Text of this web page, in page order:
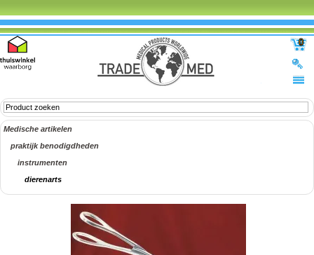
0
Medische artikelen
praktijk benodigdheden
instrumenten
dierenarts